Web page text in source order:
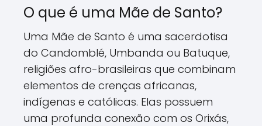
O que é uma Mãe de Santo?
Uma Mãe de Santo é uma sacerdotisa
do Candomblé, Umbanda ou Batuque,
religiões afro-brasileiras que combinam
elementos de crenças africanas,
indígenas e católicas. Elas possuem
uma profunda conexão com os Orixás,